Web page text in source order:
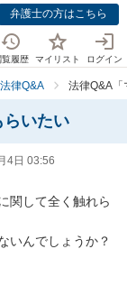
弁護士の方はこちら
覧履歴 マイリスト ログイン
律Q&A 法律Q&A「
らいたい
4日 03:56
関して全く触れら
いんでしょうか？